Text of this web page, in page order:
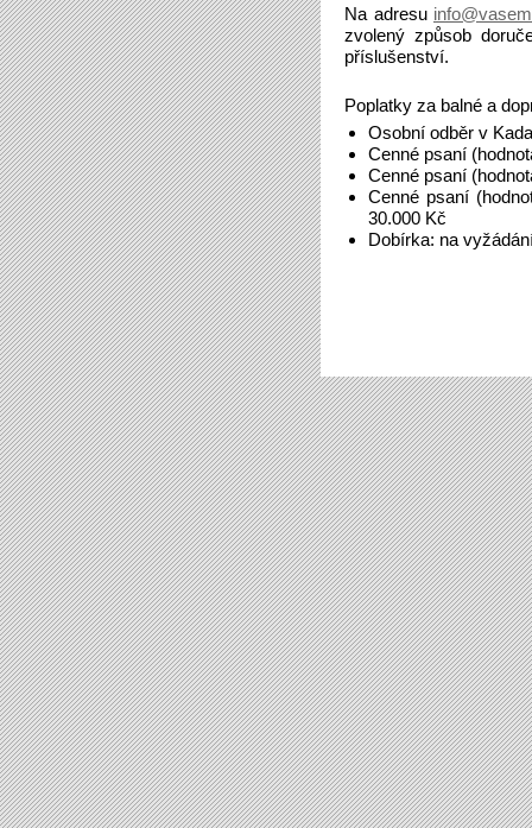
Na adresu
zvolený způsob
příslušenství.
Poplatky za balné a
Osobní odběr v
Cenné psaní
Cenné psaní
Cenné psaní
30.000 Kč
Dobírka: na